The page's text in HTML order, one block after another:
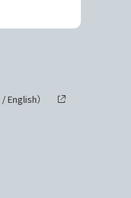
/English）